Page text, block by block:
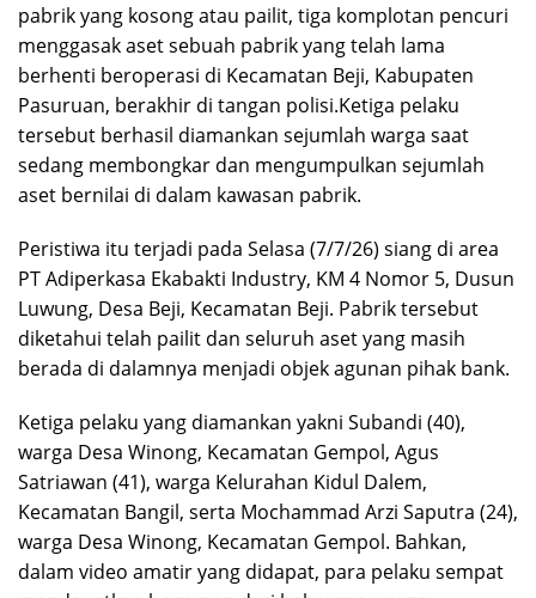
pabrik yang kosong atau pailit, tiga komplotan pencuri
menggasak aset sebuah pabrik yang telah lama
berhenti beroperasi di Kecamatan Beji, Kabupaten
Pasuruan, berakhir di tangan polisi.Ketiga pelaku
tersebut berhasil diamankan sejumlah warga saat
sedang membongkar dan mengumpulkan sejumlah
aset bernilai di dalam kawasan pabrik.
Peristiwa itu terjadi pada Selasa (7/7/26) siang di area
PT Adiperkasa Ekabakti Industry, KM 4 Nomor 5, Dusun
Luwung, Desa Beji, Kecamatan Beji. Pabrik tersebut
diketahui telah pailit dan seluruh aset yang masih
berada di dalamnya menjadi objek agunan pihak bank.
Ketiga pelaku yang diamankan yakni Subandi (40),
warga Desa Winong, Kecamatan Gempol, Agus
Satriawan (41), warga Kelurahan Kidul Dalem,
Kecamatan Bangil, serta Mochammad Arzi Saputra (24),
warga Desa Winong, Kecamatan Gempol. Bahkan,
dalam video amatir yang didapat, para pelaku sempat